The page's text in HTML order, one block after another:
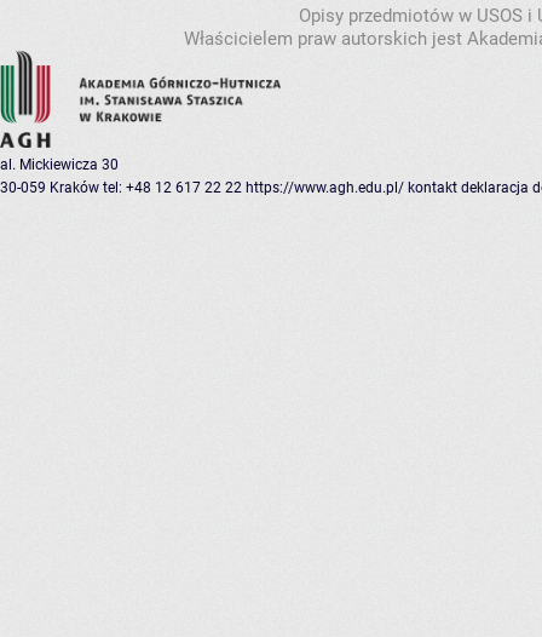
Opisy przedmiotów w USOS
Właścicielem praw autorskich jest
al. Mickiewicza 30
30-059 Kraków tel: +48 12 617 22 22 https://www.agh.edu.pl/ kontakt deklaracja